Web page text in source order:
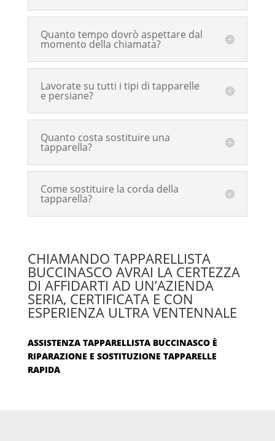
Quanto tempo dovrò aspettare dal
momento della chiamata?
Lavorate su tutti i tipi di tapparelle
e persiane?
Quanto costa sostituire una
tapparella?
Come sostituire la corda della
tapparella?
CHIAMANDO TAPPARELLISTA
BUCCINASCO AVRAI LA CERTEZZA
DI AFFIDARTI AD UN’AZIENDA
SERIA, CERTIFICATA E CON
ESPERIENZA ULTRA VENTENNALE
ASSISTENZA TAPPARELLISTA BUCCINASCO È
RIPARAZIONE E SOSTITUZIONE TAPPARELLE
RAPIDA